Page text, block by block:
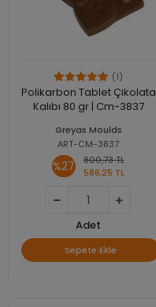
(1)
Polikarbon Tablet Çikolata
Kalıbı 80 gr | Cm-3837
Greyas Moulds
ART-CM-3837
%27
800,73 TL
586,25 TL
Adet
Sepete Ekle